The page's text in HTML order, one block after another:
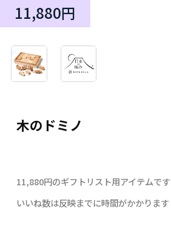
木のドミノ
11,880円
11,880円のギフトリスト用アイテムです
いいね数は反映までに時間がかかります